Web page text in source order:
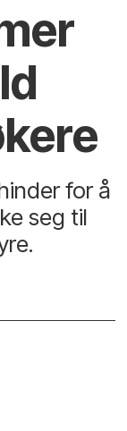
for å
seg til